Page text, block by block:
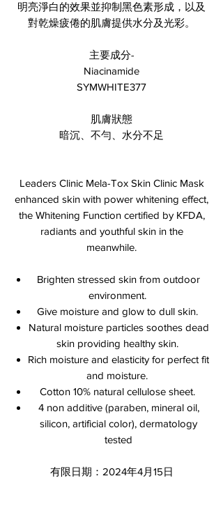
明亮淨白的效果並抑制黑色素形成，以及
對乾燥疲倦的肌膚提供水分及光彩。
主要成分-
Niacinamide
SYMWHITE377
肌膚狀態
暗沉、不勻、水分不足
Leaders Clinic Mela-Tox Skin Clinic Mask
enhanced skin with power whitening effect,
the Whitening Function certified by KFDA,
radiants and youthful skin in the
meanwhile.
Brighten stressed skin from outdoor
environment.
Give moisture and glow to dull skin.
Natural moisture particles soothes dead
skin providing healthy skin.
Rich moisture and elasticity for perfect fit
and moisture.
Cotton 10% natural cellulose sheet.
4 non additive (paraben, mineral oil,
silicon, artificial color), dermatology
tested
有限日期：2024年4月15日